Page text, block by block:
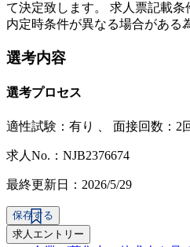
て決定致します。 求人票記載条
内定時条件が異なる場合がある
選考内容
選考プロセス
適性試験： 有り 面接回数：2
求人No.：NJB2376674
最終更新日：2026/5/29
保存する
求人エントリー